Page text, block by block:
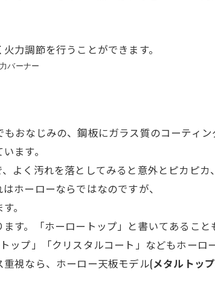
力調節を行うことができます。
もおなじみの、鋼板にガラス質のコーティン
ます。
よく汚れを落としてみると意外とピカピカ
ホーローならではなのですが、
。
す。「ホーロートップ」と書いてあること
ップ」「クリスタルコート」などもホーロ
視なら、ホーロー天板モデル(メタルトッ